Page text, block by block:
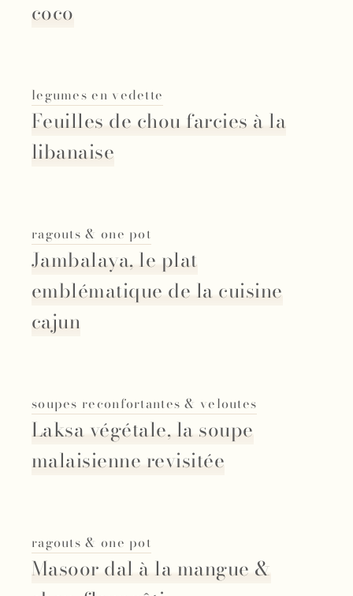
coco
legumes en vedette
Feuilles de chou farcies à la
libanaise
ragouts & one pot
Jambalaya, le plat
emblématique de la cuisine
cajun
soupes reconfortantes & veloutes
Laksa végétale, la soupe
malaisienne revisitée
ragouts & one pot
Masoor dal à la mangue &